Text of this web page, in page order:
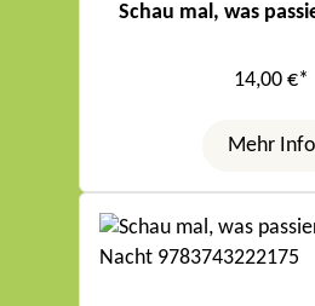
Schau mal, was
14,00 €*
Mehr Info